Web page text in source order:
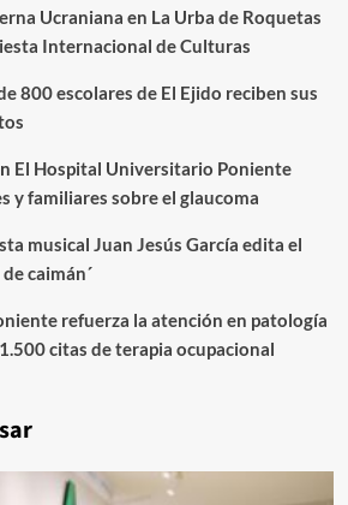
Ucraniana en La Urba de Roquetas
Internacional de Culturas
800 escolares de El Ejido reciben sus
El Hospital Universitario Poniente
y familiares sobre el glaucoma
musical Juan Jesús García edita el
caimán´
refuerza la atención en patología
citas de terapia ocupacional